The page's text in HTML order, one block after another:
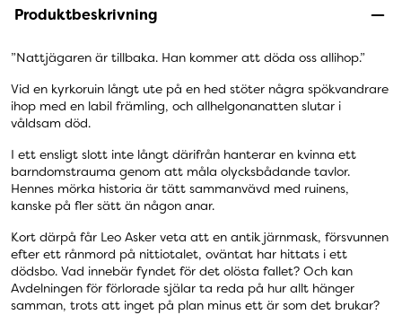
Produktbeskrivning
”Nattjägaren är tillbaka. Han kommer att döda oss allihop.”
Vid en kyrkoruin långt ute på en hed stöter några spökvandrare
ihop med en labil främling, och allhelgonanatten slutar i
våldsam död.
I ett ensligt slott inte långt därifrån hanterar en kvinna ett
barndomstrauma genom att måla olycksbådande tavlor.
Hennes mörka historia är tätt sammanvävd med ruinens,
kanske på fler sätt än någon anar.
Kort därpå får Leo Asker veta att en antik järnmask, försvunnen
efter ett rånmord på nittiotalet, oväntat har hittats i ett
dödsbo. Vad innebär fyndet för det olösta fallet? Och kan
Avdelningen för förlorade själar ta reda på hur allt hänger
samman, trots att inget på plan minus ett är som det brukar?